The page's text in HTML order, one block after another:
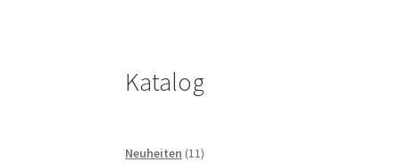
Katalog
Neuheiten 1111